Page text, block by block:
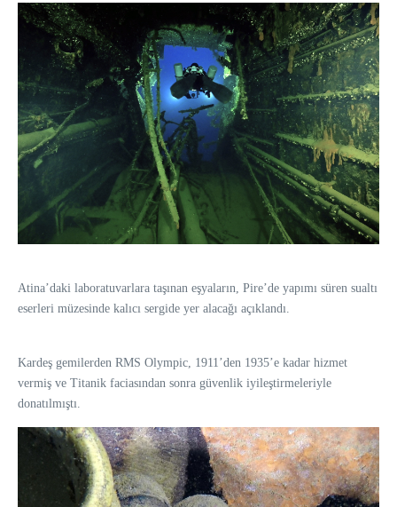
Atina’daki laboratuvarlara taşınan eşyaların, Pire’de yapımı süren sualtı
eserleri müzesinde kalıcı sergide yer alacağı açıklandı.
Kardeş gemilerden RMS Olympic, 1911’den 1935’e kadar hizmet
vermiş ve Titanik faciasından sonra güvenlik iyileştirmeleriyle
donatılmıştı.